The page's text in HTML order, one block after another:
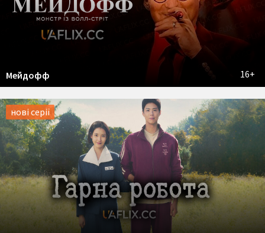
16+
Мейдофф
нові серії